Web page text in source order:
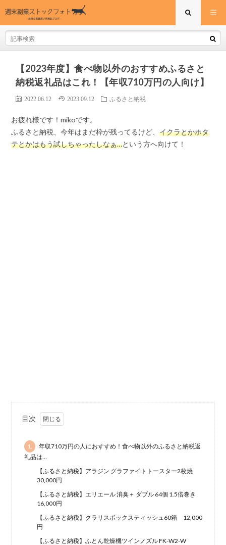
【2023年度】食べ物以外のおすすめふるさと
納税返礼品はこれ！【年収710万円の人向け】
2022.06.12 2023.09.12 ふるさと納税
お疲れ様です！mikoです。
ふるさと納税、今年はまだ枠が残ってるけど、イクラとかホタ
テとかはもう試しちゃったしなぁ…という方へ向けて！
目次
1.
年収710万円の人におすすめ！食べ物以外のふるさと納税返
礼品は…
【ふるさと納税】アラジン グラファイトトースター2枚焼
30,000円
【ふるさと納税】エリエール 消臭＋ ダブル 64個 1.5倍巻き
16,000円
【ふるさと納税】クラリスボックスティッシュ60箱 12,000
円
【ふるさと納税】ふとん乾燥機ツインノズル FK-W2-W